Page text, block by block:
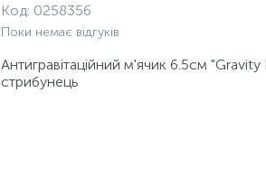
Код: 0258356
Поки немає відгуків
Антигравітаційний м'ячик 6.5см "Gravity
стрибунець